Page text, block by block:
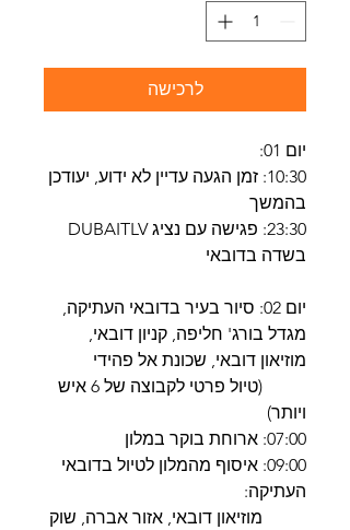
לרכישה
יום 01:
10:30: זמן הגעה עדיין לא ידוע, יעודכן
בהמשך
23:30: פגישה עם נציג DUBAITLV
בשדה בדובאי
יום 02: סיור בעיר בדובאי העתיקה,
מגדל בורג' חליפה, קניון דובאי,
מוזיאון דובאי, שכונת אל פהידי
(טיול פרטי לקבוצה של 6 איש
ויותר)
07:00: ארוחת בוקר במלון
09:00: איסוף מהמלון לטיול בדובאי
העתיקה:
מוזיאון דובאי, אזור אברה, שוק